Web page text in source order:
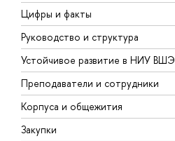
Цифры и факты
Руководство и структура
Устойчивое развитие в НИУ ВШЭ
Преподаватели и сотрудники
Корпуса и общежития
Закупки